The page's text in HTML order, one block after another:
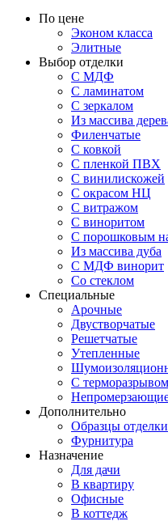
По цене
Эконом класса
Элитные
Выбор отделки
С МДФ
С ламинатом
С зеркалом
Из массива
Филенчатые
С ковкой
С пленкой ПВХ
С винилискожей
С окрасом НЦ
С витражом
С виноритом
С порошковым
Из массива дуба
С МДФ винорит
Со стеклом
Специальные
Арочные
Двустворчатые
Решетчатые
Утепленные
С терморазрывом
Дополнительно
Образцы отделки
Фурнитура
Назначение
Для дачи
В квартиру
Офисные
В коттедж